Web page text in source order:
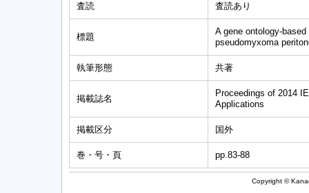
査読 査読あり
標題
A gene ontology-
pseudomyxoma
執筆形態 共著
掲載誌名
Proceedings of 2014
Applications
掲載区分 国外
巻・号・頁 pp.83-88
Copyright ©